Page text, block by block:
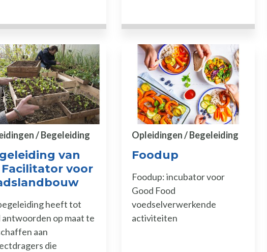
van
Facilitator voor
/ Begeleiding
heeft tot
antwoorden op maat te
aan
die
Foodup
Opleidingen / Begeleiding
Foodup: incubator voor
Good Food
voedselverwerkende
activiteiten